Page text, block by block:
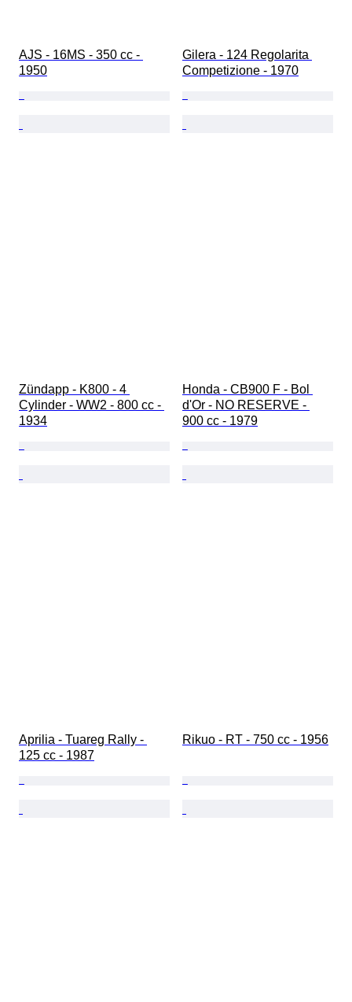
AJS - 16MS - 350 cc -
1950
Gilera - 124 Regolarita
Competizione - 1970
Zündapp - K800 - 4
Cylinder - WW2 - 800 cc -
1934
Honda - CB900 F - Bol
d'Or - NO RESERVE -
900 cc - 1979
Aprilia - Tuareg Rally -
125 cc - 1987
Rikuo - RT - 750 cc - 1956